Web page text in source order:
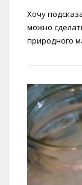
Хочу
можно
природного